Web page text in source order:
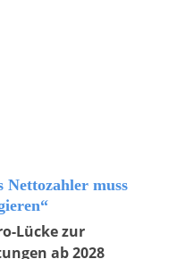
Nettozahler muss
Lücke zur
ab 2028